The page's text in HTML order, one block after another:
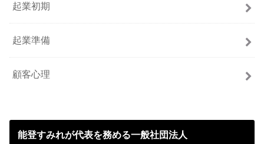
起業初期
起業準備
顧客心理
能登すみれが代表を務める一般社団法人